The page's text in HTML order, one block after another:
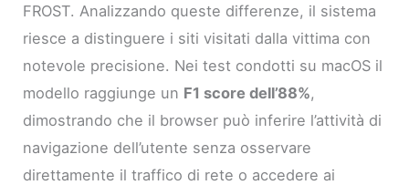
FROST. Analizzando queste differenze, il sistema
riesce a distinguere i siti visitati dalla vittima con
notevole precisione. Nei test condotti su macOS il
modello raggiunge un F1 score dell’88%,
dimostrando che il browser può inferire l’attività di
navigazione dell’utente senza osservare
direttamente il traffico di rete o accedere ai